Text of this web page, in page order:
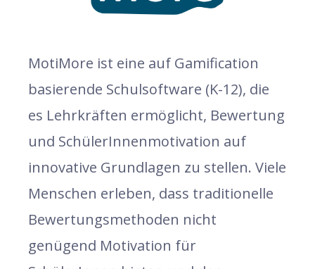
MotiMore ist eine auf Gamification
basierende Schulsoftware (K-12), die
es Lehrkräften ermöglicht, Bewertung
und SchülerInnenmotivation auf
innovative Grundlagen zu stellen. Viele
Menschen erleben, dass traditionelle
Bewertungsmethoden nicht
genügend Motivation für